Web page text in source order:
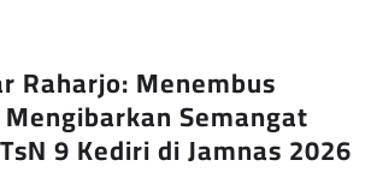
Raharjo: Menembus
Semangat
9 Kediri di Jamnas 2026